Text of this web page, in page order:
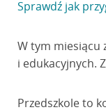
Sprawdź jak
W tym miesiącu
i edukacyjnych.
Przedszkole to